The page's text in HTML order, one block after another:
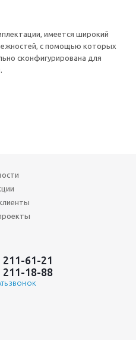
имеется широкий
с помощью которых
сконфигурирована для
211-61-21
211-18-88
ЗВОНОК